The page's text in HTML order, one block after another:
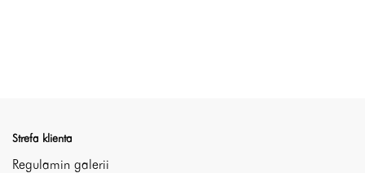
Strefa klienta
Regulamin galerii